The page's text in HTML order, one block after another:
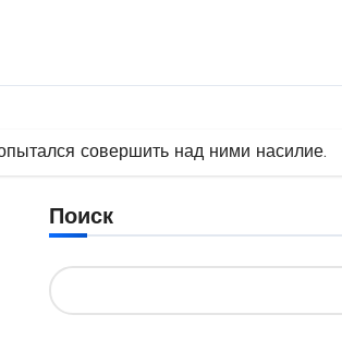
совершить над ними насилие.
Поиск